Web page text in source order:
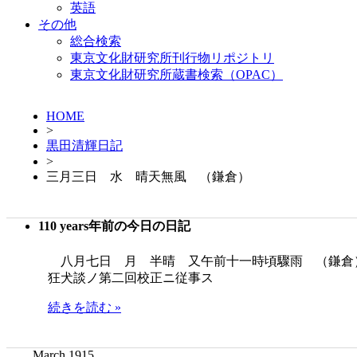
英語
その他
総合検索
東京文化財研究所刊行物リポジトリ
東京文化財研究所蔵書検索（OPAC）
HOME
>
黒田清輝日記
>
三月三日 水 晴天無風 （鎌倉）
110 years年前の今日の日記
八月七日 月 半晴 又午前十一時頃驟雨 （鎌倉）
狂犬談ノ第二回校正ニ従事ス
続きを読む »